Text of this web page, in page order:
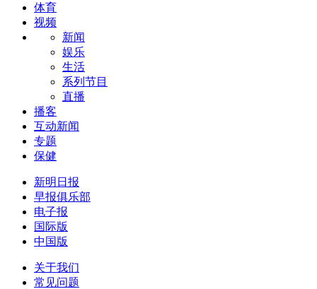
体育
视频
新闻
娱乐
生活
系列节目
直播
播客
互动新闻
专题
保健
新明日报
早报俱乐部
电子报
国际版
中国版
关于我们
常见问题